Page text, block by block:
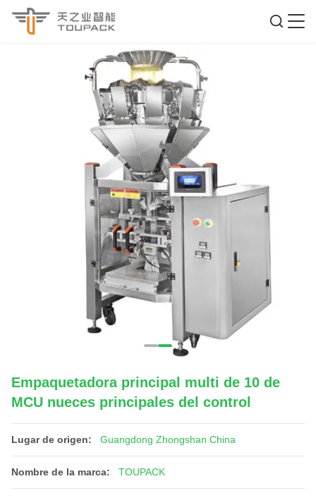
Empaquetadora principal multi de 10 de
MCU nueces principales del control
Lugar de origen: Guangdong Zhongshan China
Nombre de la marca: TOUPACK